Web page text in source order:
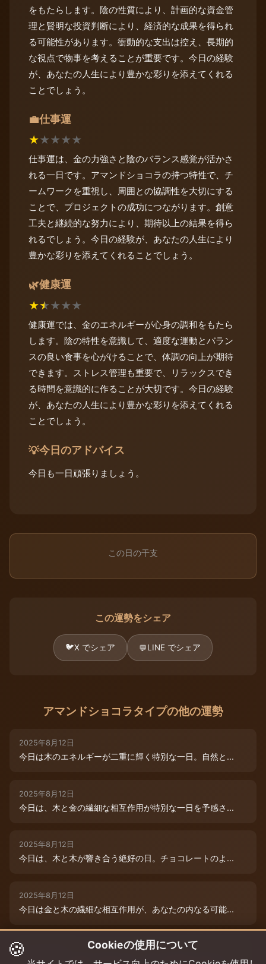
をもたらします。陰の性質により、計画的な資金管
理と賢明な投資判断により、経済的な成果を得られ
る可能性があります。衝動的な支出は控え、長期的
な視点で物事を考えることが重要です。今日の経験
が、あなたの人生により豊かな彩りを添えてくれる
ことでしょう。
💼仕事運
★★★★★
仕事運は、金の力強さと陰のバランス感覚が活かさ
れる一日です。アマンドショコラの持つ特性で、チ
ームワークを重視し、周囲との協調性を大切にする
ことで、プロジェクトの成功につながります。創意
工夫と継続的な努力により、期待以上の結果を得ら
れるでしょう。今日の経験が、あなたの人生により
豊かな彩りを添えてくれることでしょう。
🌿健康運
★★★★★
健康運では、金のエネルギーが心身の調和をもたら
します。陰の特性を意識して、適度な運動とバラン
スの良い食事を心がけることで、体調の向上が期待
できます。ストレス管理も重要で、リラックスでき
る時間を意識的に作ることが大切です。今日の経験
が、あなたの人生により豊かな彩りを添えてくれる
ことでしょう。
💡今日のアドバイス
今日も一日頑張りましょう。
この日の干支
この運勢をシェア
🐦X でシェア 💬LINE でシェア
アマンドショコラタイプの他の運勢
2025年8月12日
今日は木のエネルギーが二重に輝く特別な一日。自然と...
2025年8月12日
今日は、木と金の繊細な相互作用が特別な一日を予感さ...
2025年8月12日
今日は、木と木が響き合う絶好の日。チョコレートのよ...
2025年8月12日
今日は金と木の繊細な相互作用が、あなたの内なる可能...
2025年8月9日
今日は木と木が重なる特別な日。内なる創造性が高まり...
🍪 Cookieの使用について